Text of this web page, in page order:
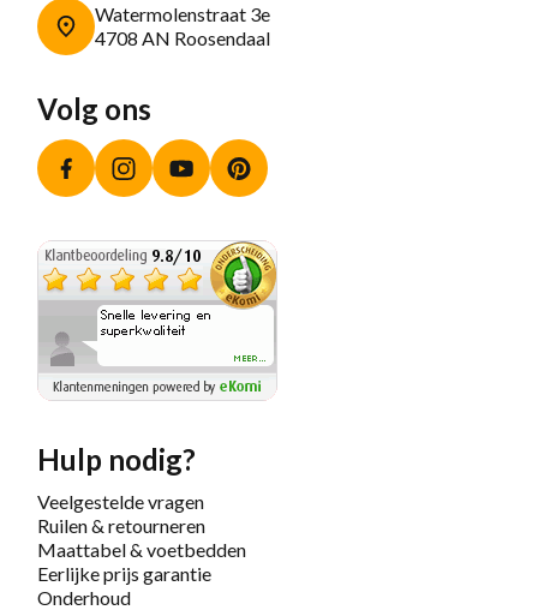
Watermolenstraat 3e
4708 AN Roosendaal
Volg ons
FacebookInstagramYouTube
Hulp nodig?
Veelgestelde vragen
Ruilen & retourneren
Maattabel & voetbedden
Eerlijke prijs garantie
Onderhoud